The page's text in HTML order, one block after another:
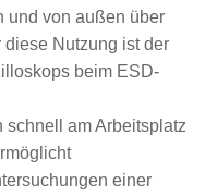
und von außen über
Nutzung ist der
beim ESD-
schnell am Arbeitsplatz
einer